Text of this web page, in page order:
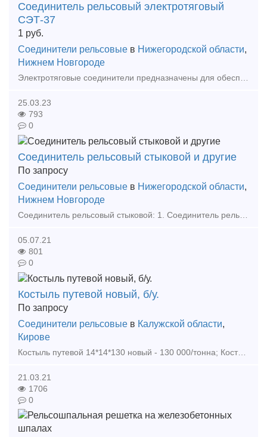
Соединитель рельсовый электротяговый
СЭТ-37
1 руб.
Соединители рельсовые в Нижегородской области,
Нижнем Новгороде
Электротяговые соединители предназначены для обеспечения без­опасности движения поездов и для эксплуатации в обратной рельсо­вой сети для пропуска тягового тока при электротяге постоянного
25.03.23
793
0
Соединитель рельсовый стыковой и другие
По запросу
Соединители рельсовые в Нижегородской области,
Нижнем Новгороде
Соединитель рельсовый стыковой: 1. Соединитель рельсовый стальной СРС-6 по 80,00 руб с НДС. 2. Соединитель рельсовый медный РЭСФ-01 МГ-50 по 210,00 руб с НДС. 3. Сое
05.07.21
801
0
Костыль путевой новый, б/у.
По запросу
Соединители рельсовые в Калужской области,
Кирове
21.03.21
1706
0